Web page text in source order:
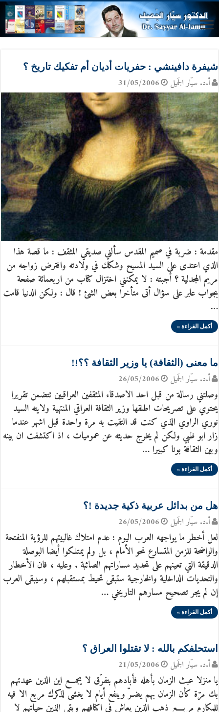
شيفرة دافينشي : حفريات أديان أم تفكيك تاريخ ؟
أ.د. سيّار الجَميل 31/05/2006
مقدمة : ضربة في صميم المقدس سألني صديقي المثقف : ما قصة هذا
الذي اعتدى على السيد المسيح وشكك في ولادته وافترض زواجه من
مريم المجدلية ؟ أجبته : لا يمكنني اختزال كتاب من اربعمائة صفحة
بجواب عابر على سؤال أتى متأخرا بعض الشئ ! قال : ولكن الدنيا قامت
…
أكمل القراءة »
ما معنى (الثقافة) يا وزير الثقافة ؟؟!!
أ.د. سيّار الجَميل 26/05/2006
وصلتني رسالة من قبل احد الاصدقاء المثقفين العراقيين تتضمن تقريرا
يحتوي على تصريحات اطلقها وزير الثقافة العراقي المنتهية ولايته السيد
نوري الراوي الذي كنت قد التقيت به مرة واحدة قبل اشهر عندما
زار ابو ظبي ولكن لم يخرج حديثه عن عموميات ، اذ اكتشفت ان بينه
وبين الثقافة بونا كبيرا …
أكمل القراءة »
هل من بدائل عربية ذكية جديدة !؟
أ.د. سيّار الجَميل 26/05/2006
لعل أخطر ما يواجهه العرب اليوم : عدم امتلاك غالبيتهم للرؤية المنفتحة
والواضحة للزمن المتسارع نحو الأمام ، بل ولم يمتلكوا أيضا البوصلة
الدقيقة التي تعينهم على تحديد مساراتهم الصائبة . وعليه ، فان الأخطار
والتحديات الداخلية والخارجية ستبقى تحيط بمستقبلهم ، وسيبقى العرب
إن لم يجر تصحيح مسارهم التاريخي …
أكمل القراءة »
استحلفكم بالله : لا تقتلوا العراق ؟
أ.د. سيّار الجَميل 21/05/2006
يا منزلا عبث الزمان بأهله فأبادهم بتفرّق لا يجمـــع اين الذين عهدتهم
بك مرّة كأن الزمان بهم يضـرّ وينفع أيام لا يغشى لذكرك مربع الا فيه
للمكارم مربــــع ذهب الذين يعاش في اكنافهم وبقي الذين حياتهم لا